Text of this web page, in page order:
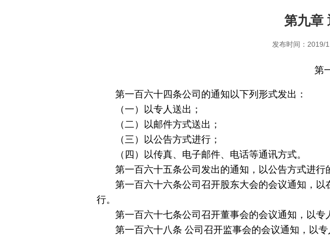
第九章
发布时间：2019/
第
第一百六十四条公司的通知以下列形式发出：
（一）以专人送出；
（二）以邮件方式送出；
（三）以公告方式进行；
（四）以传真、电子邮件、电话等通讯方式。
第一百六十五条公司发出的通知，以公告方式进行
第一百六十六条公司召开股东大会的会议通知，
行。
第一百六十七条公司召开董事会的会议通知，以专
第一百六十八条 公司召开监事会的会议通知，以